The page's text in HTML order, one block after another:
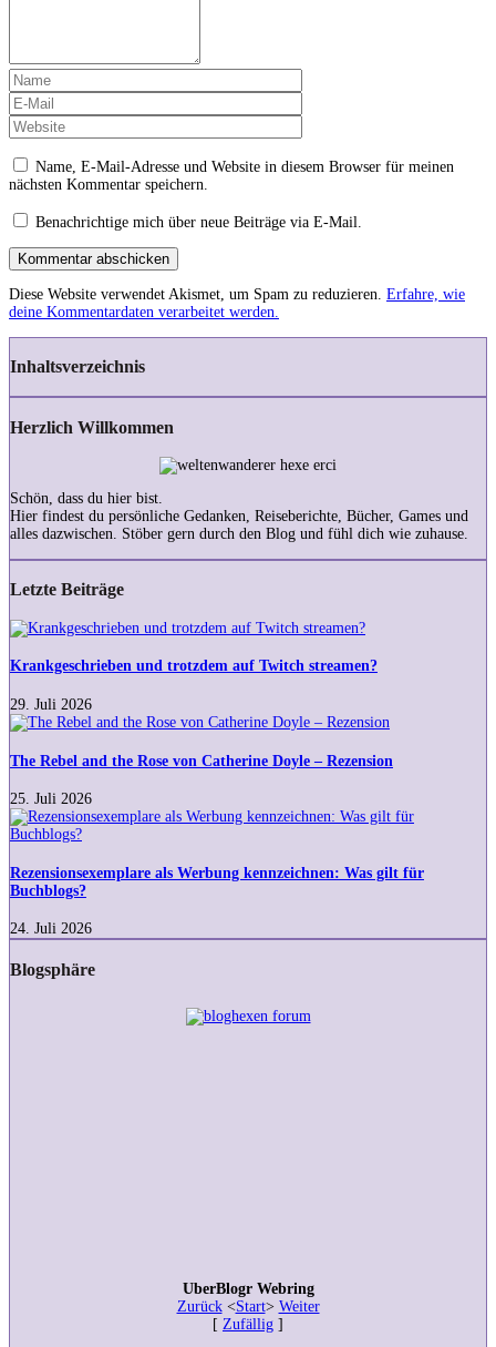
Name, E-Mail-Adresse und Website in diesem Browser für meinen
nächsten Kommentar speichern.
Benachrichtige mich über neue Beiträge via E-Mail.
Kommentar abschicken
Diese Website verwendet Akismet, um Spam zu reduzieren. Erfahre, wie
deine Kommentardaten verarbeitet werden.
Inhaltsverzeichnis
Herzlich Willkommen
Schön, dass du hier bist.
Hier findest du persönliche Gedanken, Reiseberichte, Bücher, Games und
alles dazwischen. Stöber gern durch den Blog und fühl dich wie zuhause.
Letzte Beiträge
Krankgeschrieben
trotzdem
Twitch
streamen?
Krankgeschrieben und trotzdem auf Twitch streamen?
29. Juli 2026
The
and
Rose
von
Catherine
Doyle
–
Rezension
The Rebel and the Rose von Catherine Doyle – Rezension
25. Juli 2026
Rezensionsexemplare
als
kennzeichnen:
Was
für
Buchblogs?
Rezensionsexemplare als Werbung kennzeichnen: Was gilt für
Buchblogs?
24. Juli 2026
Blogsphäre
UberBlogr Webring
Zurück<Start> Weiter
[ Zufällig ]